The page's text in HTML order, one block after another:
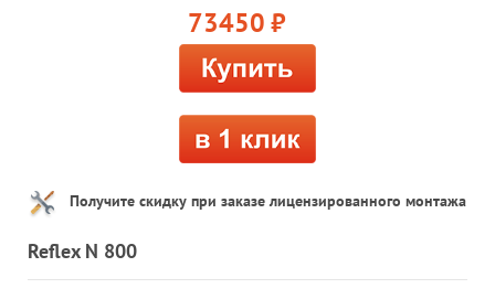
73450 руб.
Получите скидку при заказе лицензированного монтажа
Reflex N 800